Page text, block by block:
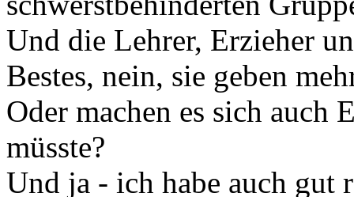
Und die Lehrer, Erzieher
Bestes, nein, sie geben
Oder machen es sich auch
müsste?
Und ja - ich habe auch gut